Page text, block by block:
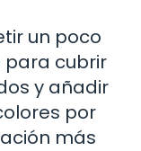
un poco
cubrir
y añadir
por
más